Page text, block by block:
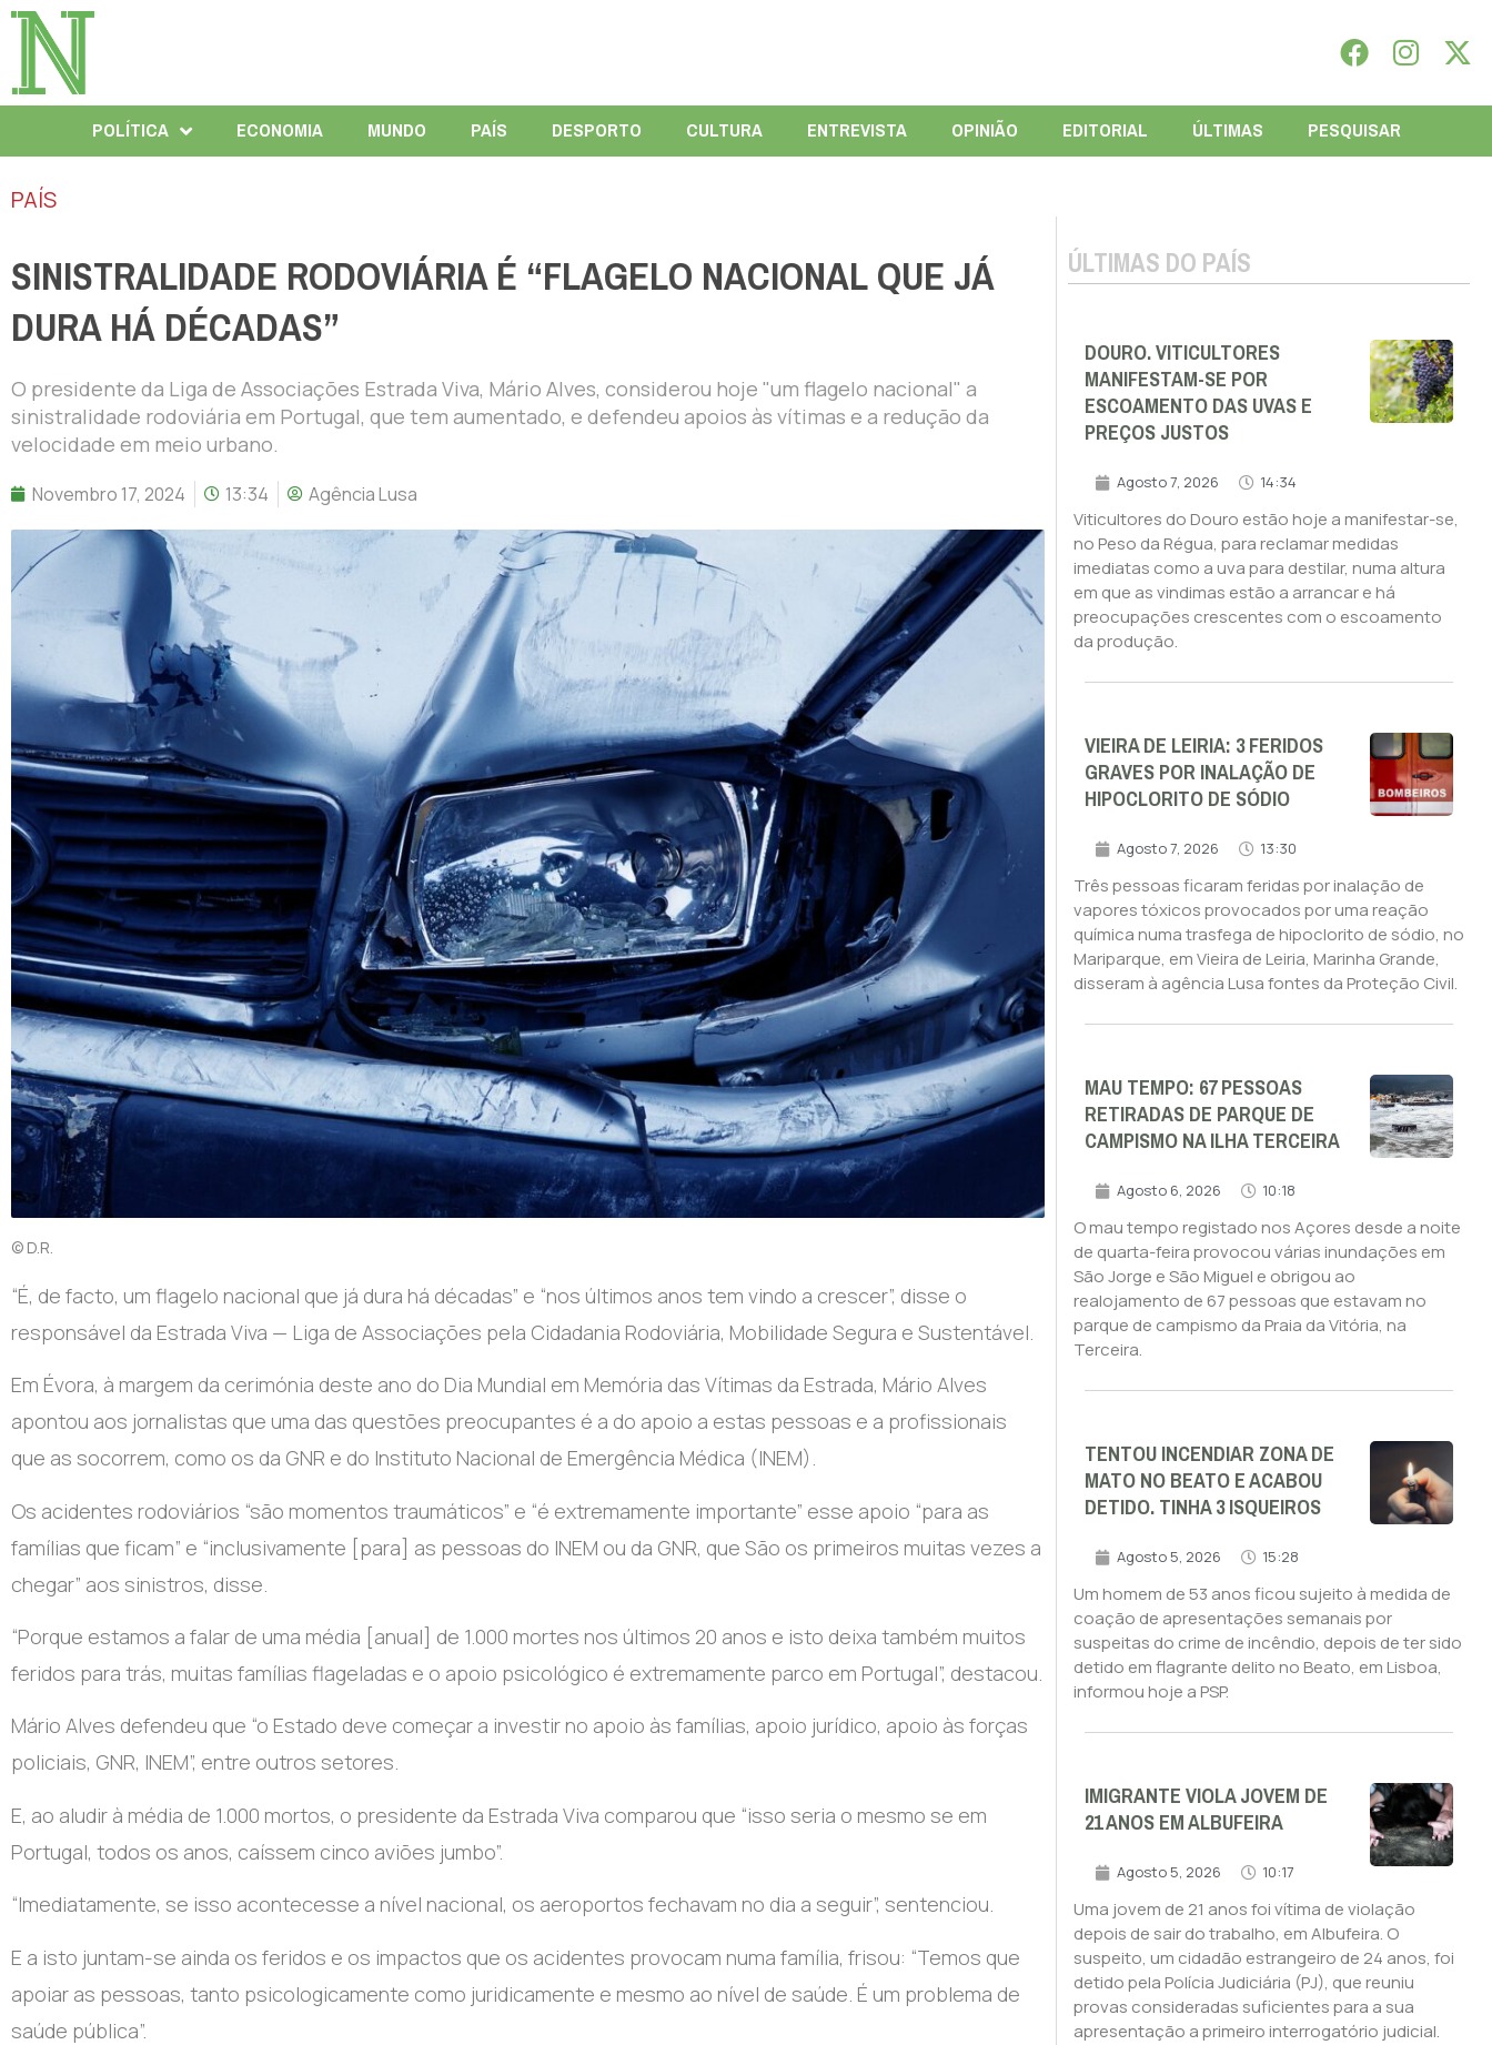
POLÍTICA ECONOMIA MUNDO PAÍS DESPORTO CULTURA ENTREVISTA OPINIÃO EDITORIAL ÚLTIMAS PESQUISAR
PAÍS
SINISTRALIDADE RODOVIÁRIA É “FLAGELO NACIONAL QUE JÁ
DURA HÁ DÉCADAS”
O presidente da Liga de Associações Estrada Viva, Mário Alves, considerou hoje "um flagelo nacional" a
sinistralidade rodoviária em Portugal, que tem aumentado, e defendeu apoios às vítimas e a redução da
velocidade em meio urbano.
Novembro 17, 2024 13:34 Agência Lusa
© D.R.
“É, de facto, um flagelo nacional que já dura há décadas” e “nos últimos anos tem vindo a crescer”, disse o
responsável da Estrada Viva — Liga de Associações pela Cidadania Rodoviária, Mobilidade Segura e Sustentável.
Em Évora, à margem da cerimónia deste ano do Dia Mundial em Memória das Vítimas da Estrada, Mário Alves
apontou aos jornalistas que uma das questões preocupantes é a do apoio a estas pessoas e a profissionais
que as socorrem, como os da GNR e do Instituto Nacional de Emergência Médica (INEM).
Os acidentes rodoviários “são momentos traumáticos” e “é extremamente importante” esse apoio “para as
famílias que ficam” e “inclusivamente [para] as pessoas do INEM ou da GNR, que São os primeiros muitas vezes a
chegar” aos sinistros, disse.
“Porque estamos a falar de uma média [anual] de 1.000 mortes nos últimos 20 anos e isto deixa também muitos
feridos para trás, muitas famílias flageladas e o apoio psicológico é extremamente parco em Portugal”, destacou.
Mário Alves defendeu que “o Estado deve começar a investir no apoio às famílias, apoio jurídico, apoio às forças
policiais, GNR, INEM”, entre outros setores.
E, ao aludir à média de 1.000 mortos, o presidente da Estrada Viva comparou que “isso seria o mesmo se em
Portugal, todos os anos, caíssem cinco aviões jumbo”.
“Imediatamente, se isso acontecesse a nível nacional, os aeroportos fechavam no dia a seguir”, sentenciou.
E a isto juntam-se ainda os feridos e os impactos que os acidentes provocam numa família, frisou: “Temos que
apoiar as pessoas, tanto psicologicamente como juridicamente e mesmo ao nível de saúde. É um problema de
saúde pública”.
ÚLTIMAS DO PAÍS
DOURO. VITICULTORES
MANIFESTAM-SE POR
ESCOAMENTO DAS UVAS E
PREÇOS JUSTOS
Agosto 7, 2026 14:34
Viticultores do Douro estão hoje a manifestar-se,
no Peso da Régua, para reclamar medidas
imediatas como a uva para destilar, numa altura
em que as vindimas estão a arrancar e há
preocupações crescentes com o escoamento
da produção.
VIEIRA DE LEIRIA: 3 FERIDOS
GRAVES POR INALAÇÃO DE
HIPOCLORITO DE SÓDIO
Agosto 7, 2026 13:30
Três pessoas ficaram feridas por inalação de
vapores tóxicos provocados por uma reação
química numa trasfega de hipoclorito de sódio, no
Mariparque, em Vieira de Leiria, Marinha Grande,
disseram à agência Lusa fontes da Proteção Civil.
MAU TEMPO: 67 PESSOAS
RETIRADAS DE PARQUE DE
CAMPISMO NA ILHA TERCEIRA
Agosto 6, 2026 10:18
O mau tempo registado nos Açores desde a noite
de quarta-feira provocou várias inundações em
São Jorge e São Miguel e obrigou ao
realojamento de 67 pessoas que estavam no
parque de campismo da Praia da Vitória, na
Terceira.
TENTOU INCENDIAR ZONA DE
MATO NO BEATO E ACABOU
DETIDO. TINHA 3 ISQUEIROS
Agosto 5, 2026 15:28
Um homem de 53 anos ficou sujeito à medida de
coação de apresentações semanais por
suspeitas do crime de incêndio, depois de ter sido
detido em flagrante delito no Beato, em Lisboa,
informou hoje a PSP.
IMIGRANTE VIOLA JOVEM DE
21 ANOS EM ALBUFEIRA
Agosto 5, 2026 10:17
Uma jovem de 21 anos foi vítima de violação
depois de sair do trabalho, em Albufeira. O
suspeito, um cidadão estrangeiro de 24 anos, foi
detido pela Polícia Judiciária (PJ), que reuniu
provas consideradas suficientes para a sua
apresentação a primeiro interrogatório judicial.